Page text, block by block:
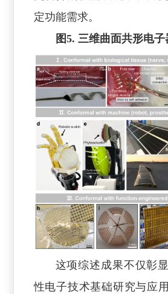
定功能需求。
图5. 三维曲面共形电子
这项综述成果不仅彰
性电子技术基础研究与应